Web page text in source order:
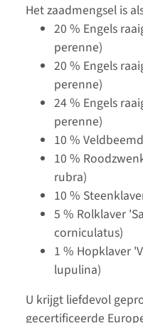
Het zaadmengsel is
20 % Engels
perenne)
20 % Engels
perenne)
24 % Engels
perenne)
10 %
10 %
rubra)
10 %
5 % Rolklaver
corniculatus)
1 % Hopklaver
lupulina)
U krijgt liefdevol
gecertificeerde